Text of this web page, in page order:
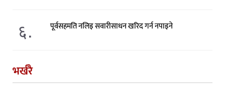
६. पूर्वसहमति नलिइ सवारीसाधन खरिद गर्न नपाइने
भर्खरै